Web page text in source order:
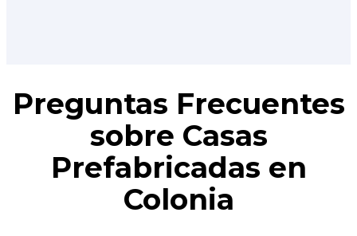
Preguntas Frecuentes
sobre Casas
Prefabricadas en
Colonia